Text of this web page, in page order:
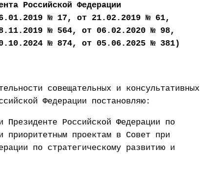
Российской Федерации
№ 17, от 21.02.2019 № 61,
№ 564, от 06.02.2020 № 98,
№ 874, от 05.06.2025 № 381)
совещательных и консультативных
Федерации постановляю:
Российской Федерации по
приоритетным проектам в Совет при
по стратегическому развитию и